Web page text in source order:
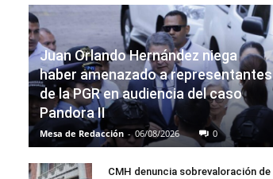
Juan Orlando Hernández niega
haber amenazado a representantes
de la PGR en audiencia del caso
Pandora II
Mesa de Redacción - 06/08/2026 0
CMH denuncia sobrevaloración de